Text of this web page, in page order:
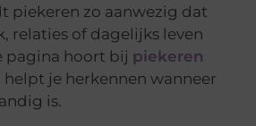
piekeren zo aanwezig dat
relaties of dagelijks leven
pagina hoort bij piekeren
helpt je herkennen wanneer
is.